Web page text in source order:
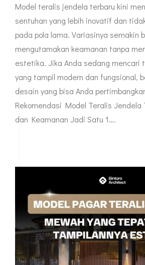
Model teralis jendela terbaru kini
sentuhan yang lebih inovatif dan
pada pola lama. Variasinya semakin
mengutamakan keamanan tanpa
estetika. Jika Anda sedang mencari
yang tampil modern dan fungsional,
desain yang bisa Anda
Rekomendasi Model Teralis
dan Keamanan Jadi Satu 1….